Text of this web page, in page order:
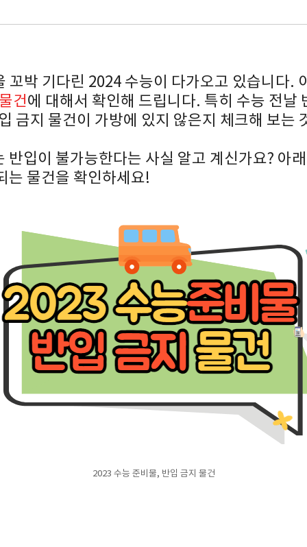
꼬박 기다린 2024 수능이 다가오고 있습니다.
건에 대해서 확인해 드립니다. 특히 수능 전날
금지 물건이 가방에 있지 않은지 체크해 보는
반입이 불가능한다는 사실 알고 계신가요? 아
는 물건을 확인하세요!
2023 수능 준비물, 반입 금지 물건